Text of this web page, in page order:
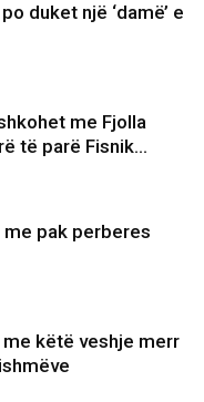
duket një ‘damë’ e
me Fjolla
të parë Fisnik...
pak perberes
këtë veshje merr